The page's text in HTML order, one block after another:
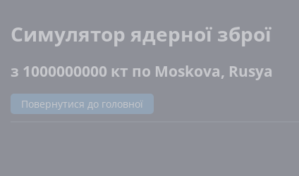
Симулятор ядерної зброї
з 1000000000 кт по Moskova, Rusya
Повернутися до головної